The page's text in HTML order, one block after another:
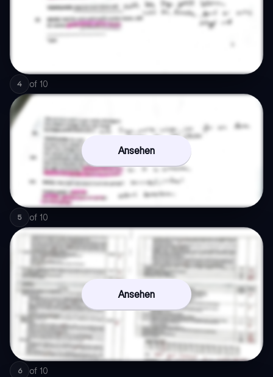
4 of 10
Ansehen
5 of 10
Ansehen
6 of 10